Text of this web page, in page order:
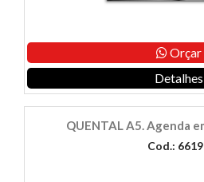
Orçar
Detalhes
QUENTAL A5. Agenda
Cod.: